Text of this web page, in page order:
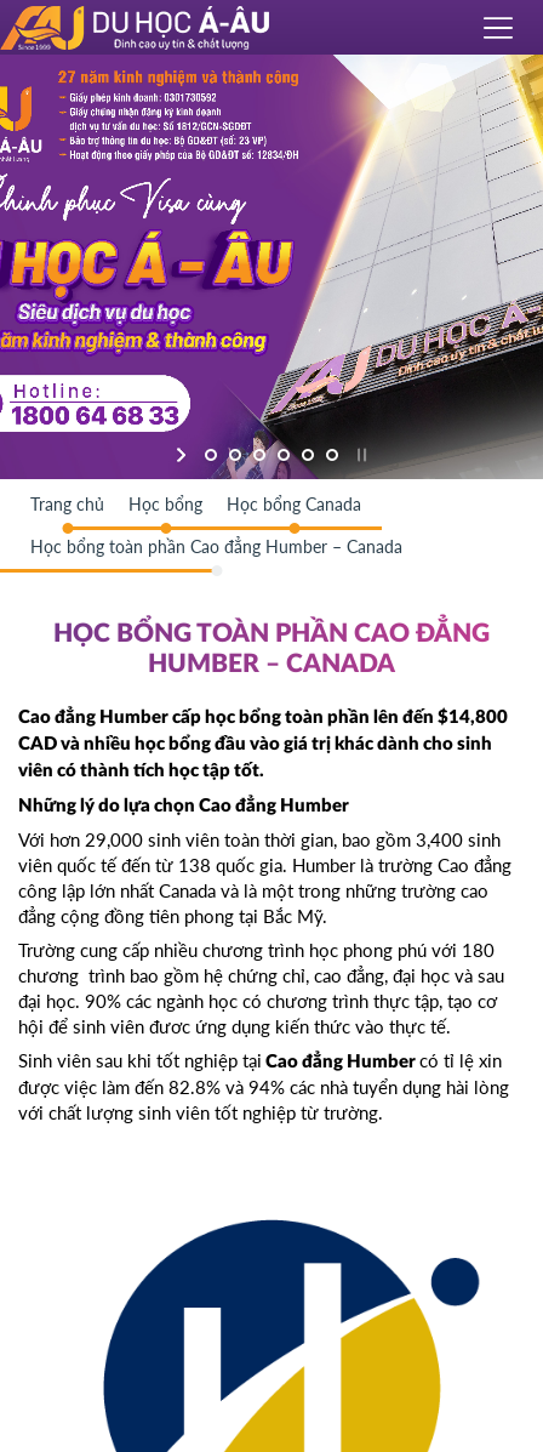
Trang chủ Học bổng Học bổng Canada
Học bổng toàn phần Cao đẳng Humber – Canada
HỌC BỔNG TOÀN PHẦN CAO ĐẲNG
HUMBER – CANADA
Cao đẳng Humber cấp học bổng toàn phần lên đến $14,800
CAD và nhiều học bổng đầu vào giá trị khác dành cho sinh
viên có thành tích học tập tốt.
Những lý do lựa chọn Cao đẳng Humber
Với hơn 29,000 sinh viên toàn thời gian, bao gồm 3,400 sinh
viên quốc tế đến từ 138 quốc gia. Humber là trường Cao đẳng
công lập lớn nhất Canada và là một trong những trường cao
đẳng cộng đồng tiên phong tại Bắc Mỹ.
Trường cung cấp nhiều chương trình học phong phú với 180
chương trình bao gồm hệ chứng chỉ, cao đẳng, đại học và sau
đại học. 90% các ngành học có chương trình thực tập, tạo cơ
hội để sinh viên đươc ứng dụng kiến thức vào thực tế.
Sinh viên sau khi tốt nghiệp tại Cao đẳng Humber có tỉ lệ xin
được việc làm đến 82.8% và 94% các nhà tuyển dụng hài lòng
với chất lượng sinh viên tốt nghiệp từ trường.